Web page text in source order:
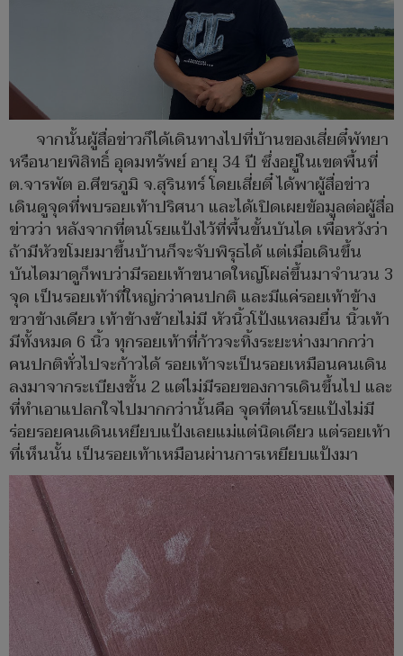
จากนั้นผู้สื่อข่าวก็ได้เดินทางไปที่บ้านของเสี่ยตี๋พัทยา
หรือนายพิสิทธิ์ อุดมทรัพย์ อายุ 34 ปี ซึ่งอยู่ในเขตพื้นที่
ต.จารพัต อ.ศีขรภูมิ จ.สุรินทร์ โดยเสี่ยตี๋ ได้พาผู้สื่อข่าว
เดินดูจุดที่พบรอยเท้าปริศนา และได้เปิดเผยข้อมูลต่อผู้สื่อ
ข่าวว่า หลังจากที่ตนโรยแป้งไว้ที่พื้นขั้นบันได เพื่อหวังว่า
ถ้ามีหัวขโมยมาขึ้นบ้านก็จะจับพิรุธได้ แต่เมื่อเดินขึ้น
บันไดมาดูก็พบว่ามีรอยเท้าขนาดใหญ่โผล่ขึ้นมาจำนวน 3
จุด เป็นรอยเท้าที่ใหญ่กว่าคนปกติ และมีแค่รอยเท้าข้าง
ขวาข้างเดียว เท้าข้างซ้ายไม่มี หัวนิ้วโป้งแหลมยื่น นิ้วเท้า
มีทั้งหมด 6 นิ้ว ทุกรอยเท้าที่ก้าวจะทิ้งระยะห่างมากกว่า
คนปกติทั่วไปจะก้าวได้ รอยเท้าจะเป็นรอยเหมือนคนเดิน
ลงมาจากระเบียงชั้น 2 แต่ไม่มีรอยของการเดินขึ้นไป และ
ที่ทำเอาแปลกใจไปมากกว่านั้นคือ จุดที่ตนโรยแป้งไม่มี
ร่อยรอยคนเดินเหยียบแป้งเลยแม่แต่นิดเดียว แต่รอยเท้า
ที่เห็นนั้น เป็นรอยเท้าเหมือนผ่านการเหยียบแป้งมา